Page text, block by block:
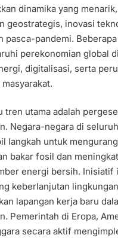
dinamika yang
geostrategis, inovasi
pasca-pandemi.
perekonomian global
digitalisasi, serta
tren utama adalah
Negara-negara di
langkah untuk
bakar fosil dan
energi bersih. Inisiatif
keberlanjutan
lapangan kerja baru
Pemerintah di Eropa,
secara aktif